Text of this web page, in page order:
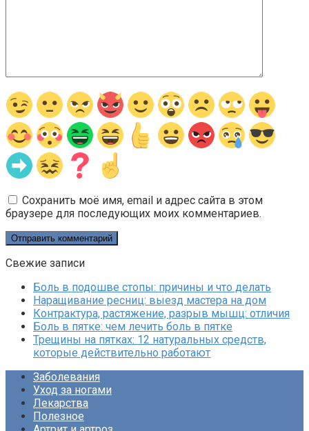
Сохранить моё имя, email и адрес сайта в этом
браузере для последующих моих комментариев.
Свежие записи
Боль в подошве стопы: причины и что делать
Наращивание ресниц: выезд мастера на дом
Контрактура, растяжение, разрыв мышц: отличия
Боль в пятке: чем лечить боль в пятке
Трещины на пятках: 12 натуральных средств,
которые действительно работают
Заболевания
Уход за ногами
Лекарства
Полезное